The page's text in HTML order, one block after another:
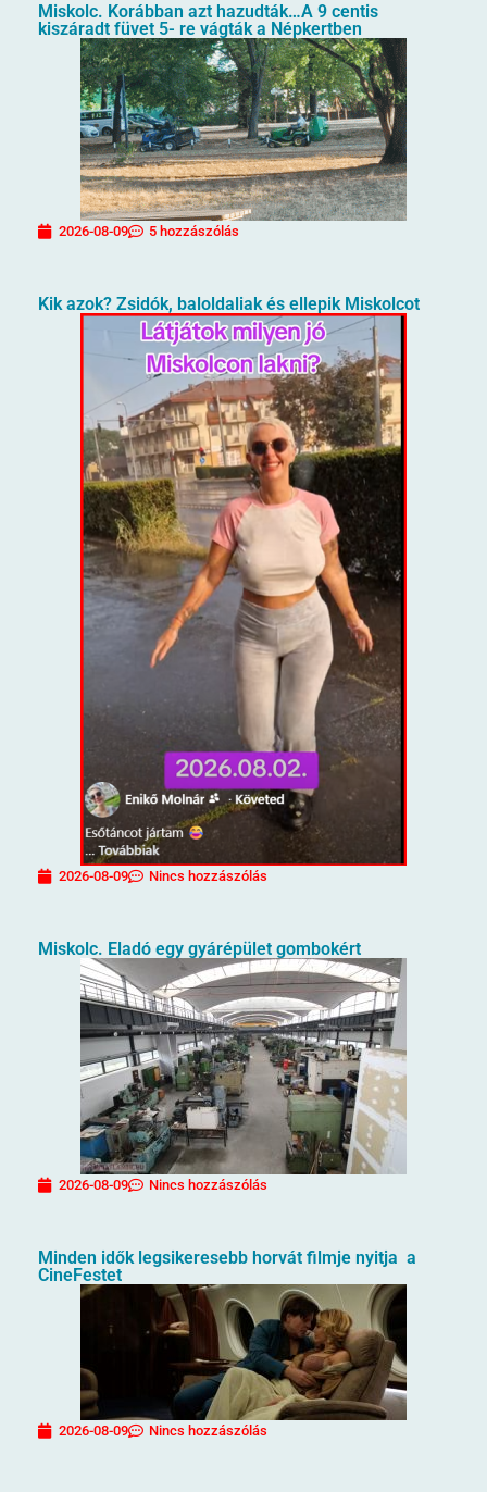
Miskolc. Korábban azt hazudták…A 9 centis
kiszáradt füvet 5- re vágták a Népkertben
2026-08-09 5 hozzászólás
Kik azok? Zsidók, baloldaliak és ellepik Miskolcot
2026-08-09 Nincs hozzászólás
Miskolc. Eladó egy gyárépület gombokért
2026-08-09 Nincs hozzászólás
Minden idők legsikeresebb horvát filmje nyitja a
CineFestet
2026-08-09 Nincs hozzászólás